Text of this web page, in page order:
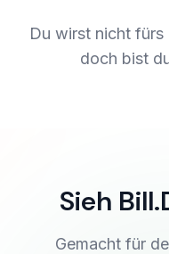
Du wirst nicht
doch bist
Sieh
Gemacht für